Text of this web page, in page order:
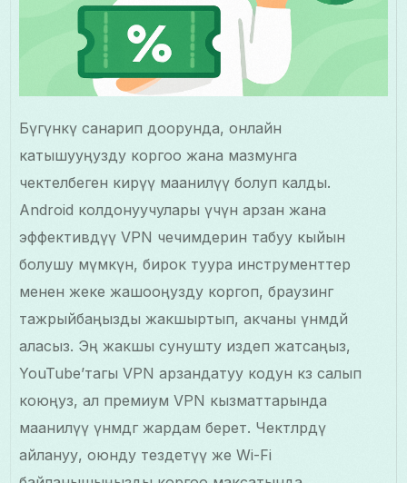
Бүгүнкү санарип доорунда, онлайн
катышууңузду коргоо жана мазмунга
чектелбеген кирүү маанилүү болуп калды.
Android колдонуучулары үчүн арзан жана
эффективдүү VPN чечимдерин табуу кыйын
болушу мүмкүн, бирок туура инструменттер
менен жеке жашооңузду коргоп, браузинг
тажрыйбаңызды жакшыртып, акчаны үнөмдөй
аласыз. Эң жакшы сунушту издеп жатсаңыз,
YouTube’тагы VPN арзандатуу кодун көз салып
коюңуз, ал премиум VPN кызматтарында
маанилүү үнөмдөөгө жардам берет. Чектөөлөрдү
айлануу, оюнду тездетүү же Wi-Fi